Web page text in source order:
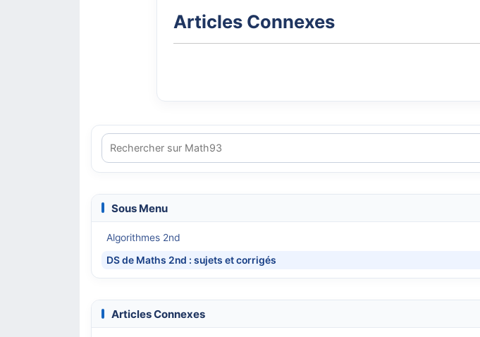
Articles Connexes
Sous Menu
Algorithmes 2nd
DS de Maths 2nd : sujets et corrigés
Articles Connexes